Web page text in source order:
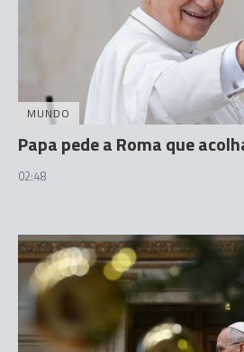
MUNDO
Papa pede a Roma que
02:48